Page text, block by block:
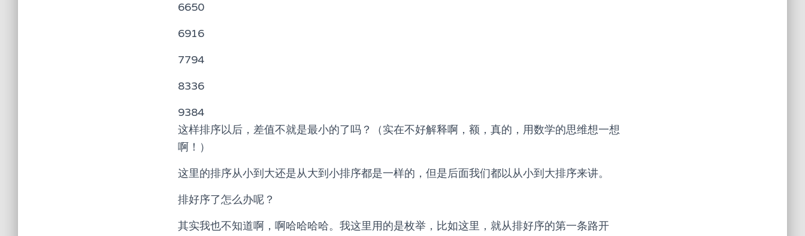
6650
6916
7794
8336
9384
这样排序以后，差值不就是最小的了吗？（实在不好解释啊，额，真的，用数学的思维想一想
啊！）
这里的排序从小到大还是从大到小排序都是一样的，但是后面我们都以从小到大排序来讲。
排好序了怎么办呢？
其实我也不知道啊，啊哈哈哈哈。我这里用的是枚举，比如这里，就从排好序的第一条路开